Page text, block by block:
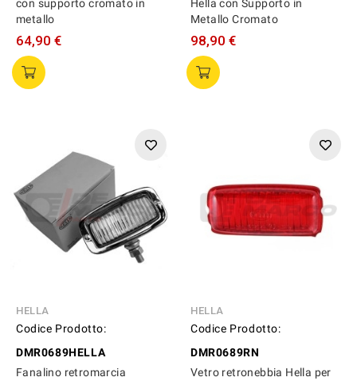
con supporto cromato in
metallo
64,90 €
Hella con Supporto in
Metallo Cromato
98,90 €
HELLA
Codice Prodotto:
DMR0689HELLA
Fanalino retromarcia
HELLA
Codice Prodotto:
DMR0689RN
Vetro retronebbia Hella per